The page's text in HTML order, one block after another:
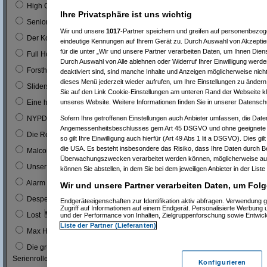
High Chaparal
Seniorenclub
Der Kopfgeldjäger (mit Steve McQueen)
Full House (mitn Joe Bologna) 0
Forsthaus Falkenau 0
Sliders 1 0 %
Eine himmlische Familie 1 0 %
NYPD Blue 0
Die Rettungsflieger 0
Malcom 9 3 %
Unser Charly 0
Alarm für Cobra 11 0
Desperate Housewives 1 %
Lost 7 3 %
Max Headroom
Die grüne Hornisse (Bruce Lee´s erste
Serienrolle...)
0
Ihre Privatsphäre ist uns wichtig
Wir und unsere 1017-Partner speichern und greifen auf
eindeutige Kennungen auf Ihrem Gerät zu. Durch Auswahl von
für die unter „Wir und unsere Partner verarbeiten Daten, um Ihnen
Durch Auswahl von Alle ablehnen oder Widerruf Ihrer Einwilligung
deaktiviert sind, sind manche Inhalte und Anzeigen möglicherweise
dieses Menü jederzeit wieder aufrufen, um Ihre Einstellungen zu
Sie auf den Link Cookie-Einstellungen am unteren Rand der Webseite
unseres Website. Weitere Informationen finden Sie in unserer
Sofern Ihre getroffenen Einstellungen auch Anbieter umfassen, die
Angemessenheitsbeschlusses gem Art 45 DSGVO und ohne
so gilt Ihre Einwilligung auch hierfür (Art 49 Abs 1 lit a DSGVO). Dies
die USA. Es besteht insbesondere das Risiko, dass Ihre Daten durch
Überwachungszwecken verarbeitet werden können, möglicherweise
können Sie abstellen, in dem Sie bei dem jeweiligen Anbieter in der
Wir und unsere Partner verarbeiten Daten, um
Endgeräteeigenschaften zur Identifikation aktiv abfragen. Verwendung
Zugriff auf Informationen auf einem Endgerät. Personalisierte Werbung
und der Performance von Inhalten, Zielgruppenforschung sowie
Liste der Partner (Lieferanten)
Konfigurieren